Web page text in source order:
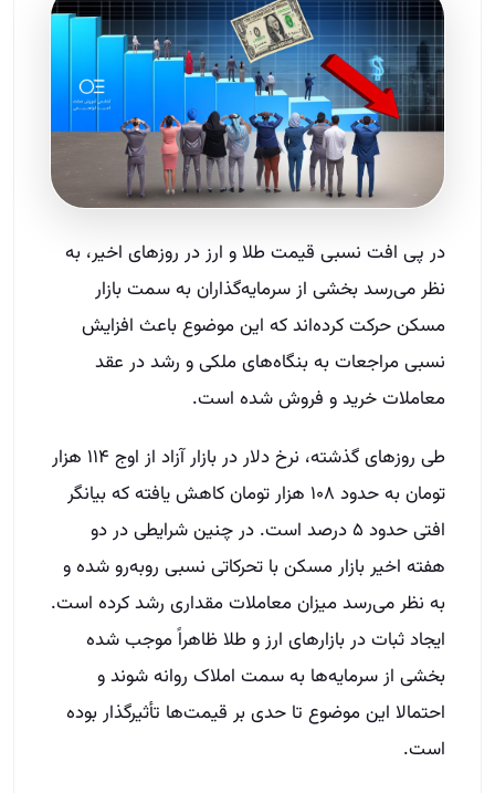
در پی افت نسبی قیمت طلا و ارز در روزهای اخیر، به
نظر می‌رسد بخشی از سرمایه‌گذاران به سمت بازار
مسکن حرکت کرده‌اند که این موضوع باعث افزایش
نسبی مراجعات به بنگاه‌های ملکی و رشد در عقد
معاملات خرید و فروش شده است.
طی روزهای گذشته، نرخ دلار در بازار آزاد از اوج ۱۱۴ هزار
تومان به حدود ۱۰۸ هزار تومان کاهش یافته که بیانگر
افتی حدود ۵ درصد است. در چنین شرایطی در دو
هفته اخیر بازار مسکن با تحرکاتی نسبی رو‌به‌رو شده و
به نظر می‌رسد میزان معاملات مقداری رشد کرده است.
ایجاد ثبات در بازارهای ارز و طلا ظاهراً موجب شده
بخشی از سرمایه‌ها به سمت املاک روانه شوند و
احتمالا این موضوع تا حدی بر قیمت‌ها تأثیرگذار بوده
است.